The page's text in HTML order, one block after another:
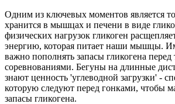
Одним из ключевых моментов является
хранится в мышцах и печени в виде
физических нагрузок гликоген
энергию, которая питает наши мышцы.
важно пополнять запасы гликогена
соревнованиями. Бегуны на длинные
знают ценность 'углеводной загрузки' -
которую следуют перед гонками, чтобы
запасы гликогена.